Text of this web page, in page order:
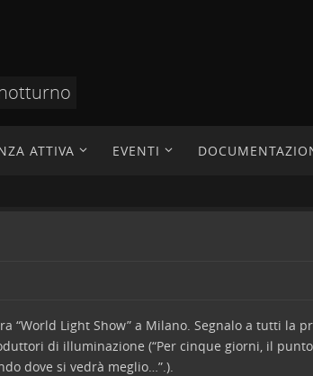
ATTIVA EVENTI
“World Light Show” a Milano. Segnalo a tutti la
di illuminazione (“Per cinque giorni, il
dove si vedrà meglio…”.).